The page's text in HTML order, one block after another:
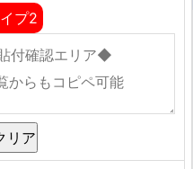
プ2